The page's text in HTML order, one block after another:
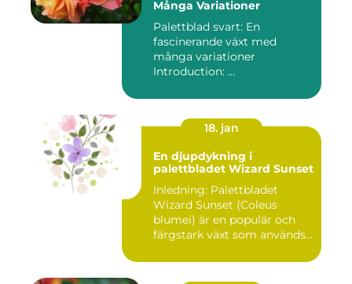
Många Variationer
Palettblad svart: En
fascinerande växt med
många variationer
Introduction: ...
18. jan
En djupdykning i
palettbladet Wizard Sunset
Inledning: Palettbladet
Wizard Sunset (Coleus
blumei) är en populär och
färgstark växt som används